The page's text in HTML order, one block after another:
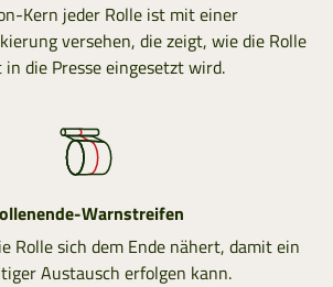
Kern jeder Rolle ist mit einer
versehen, die zeigt, wie die Rolle
die Presse eingesetzt wird.
Warnstreifen
Rolle sich dem Ende nähert, damit ein
Austausch erfolgen kann.